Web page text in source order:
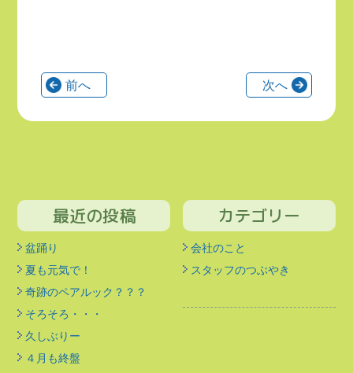
前へ 次へ
最近の投稿
盆踊り
夏も元気で！
奇跡のペアルック？？？
そろそろ・・・
久しぶりー
４月も終盤
カテゴリー
会社のこと
スタッフのつぶやき